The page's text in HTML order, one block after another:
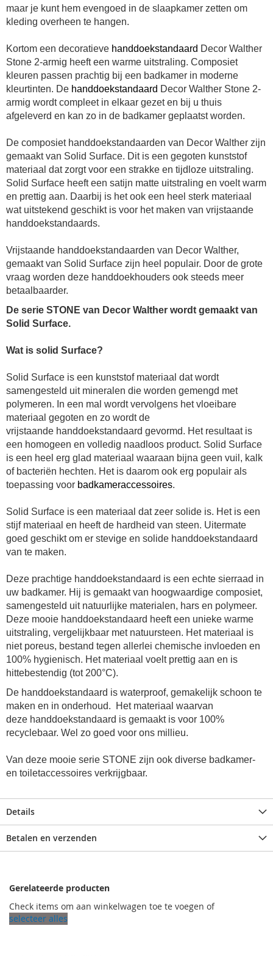
maar je kunt hem evengoed in de slaapkamer zetten om
kleding overheen te hangen.
Kortom een decoratieve handdoekstandaard Decor Walther
Stone 2-armig heeft een warme uitstraling. Composiet
kleuren passen prachtig bij een badkamer in moderne
kleurtinten. De handdoekstandaard Decor Walther Stone 2-
armig wordt compleet in elkaar gezet en bij u thuis
afgeleverd en kan zo in de badkamer geplaatst worden.
De composiet handdoekstandaarden van Decor Walther zijn
gemaakt van Solid Surface. Dit is een gegoten kunststof
materiaal dat zorgt voor een strakke en tijdloze uitstraling.
Solid Surface heeft een satijn matte uitstraling en voelt warm
en prettig aan. Daarbij is het ook een heel sterk materiaal
wat uitstekend geschikt is voor het maken van vrijstaande
handdoekstandaards.
Vrijstaande handdoekstandaarden van Decor Walther,
gemaakt van Solid Surface zijn heel populair. Door de grote
vraag worden deze handdoekhouders ook steeds meer
betaalbaarder.
De serie STONE van Decor Walther wordt gemaakt van
Solid Surface.
Wat is solid Surface?
Solid Surface is een kunststof materiaal dat wordt
samengesteld uit mineralen die worden gemengd met
polymeren. In een mal wordt vervolgens het vloeibare
materiaal gegoten en zo wordt de
vrijstaande handdoekstandaard gevormd. Het resultaat is
een homogeen en volledig naadloos product. Solid Surface
is een heel erg glad materiaal waaraan bijna geen vuil, kalk
of bacteriën hechten. Het is daarom ook erg populair als
toepassing voor badkameraccessoires.
Solid Surface is een materiaal dat zeer solide is. Het is een
stijf materiaal en heeft de hardheid van steen. Uitermate
goed geschikt om er stevige en solide handdoekstandaard
van te maken.
Deze prachtige handdoekstandaard is een echte sierraad in
uw badkamer. Hij is gemaakt van hoogwaardige composiet,
samengesteld uit natuurlijke materialen, hars en polymeer.
Deze mooie handdoekstandaard heeft een unieke warme
uitstraling, vergelijkbaar met natuursteen. Het materiaal is
niet poreus, bestand tegen allerlei chemische invloeden en
100% hygienisch. Het materiaal voelt prettig aan en is
hittebestendig (tot 200°C).
De handdoekstandaard is waterproof, gemakelijk schoon te
maken en in onderhoud. Het materiaal waarvan
deze handdoekstandaard is gemaakt is voor 100%
recyclebaar. Wel zo goed voor ons millieu.
Van deze mooie serie STONE zijn ook diverse badkamer-
en toiletaccessoires verkrijgbaar.
Details
Betalen en verzenden
Gerelateerde producten
Check items om aan winkelwagen toe te voegen of
selecteer alles